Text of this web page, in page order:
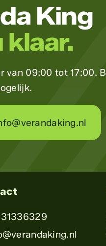
King
van 09:00 tot 17:00.